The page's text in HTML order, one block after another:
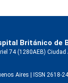
Británico de
74 (1280AEB)
Aires | ISSN 2618-